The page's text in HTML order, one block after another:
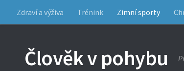
Zdraví a výživa Trénink Zimní sporty
Člověk v pohybu